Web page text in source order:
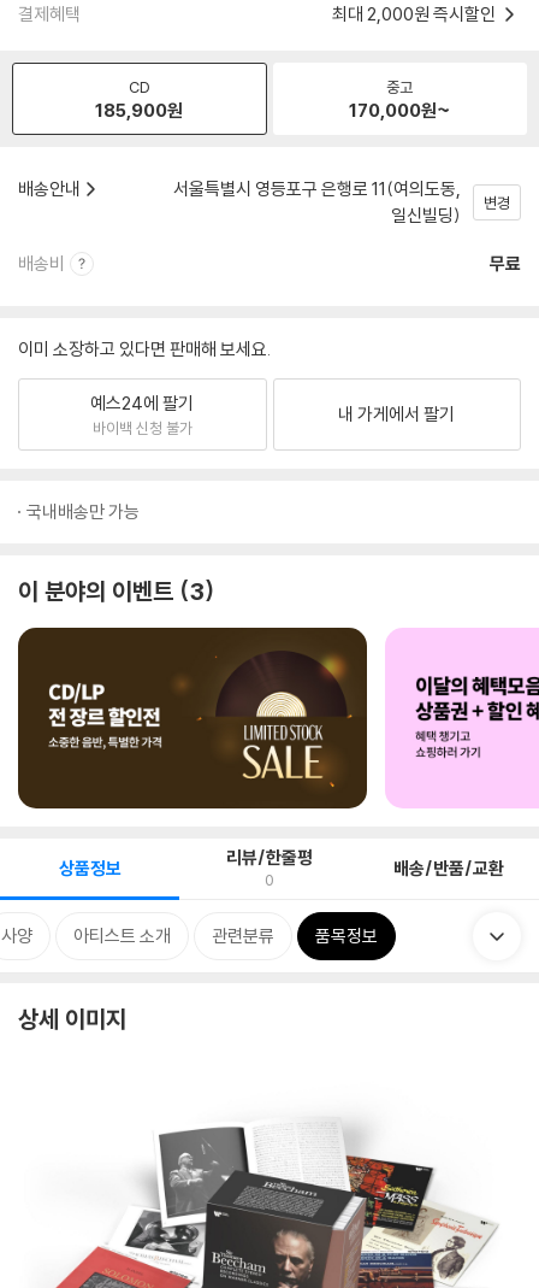
결제혜택 최대 2,000원 즉시할인
CD
185,900원
중고
170,000원~
배송안내
서울특별시 영등포구 은행로 11(여의도동,
일신빌딩)
변경
배송비 무료
이미 소장하고 있다면 판매해 보세요.
예스24에 팔기
바이백 신청 불가
내 가게에서 팔기
국내배송만 가능
이 분야의 이벤트 3
상품정보 리뷰/한줄평
0 배송/반품/교환
사양 아티스트 소개 관련분류 품목정보
상세 이미지